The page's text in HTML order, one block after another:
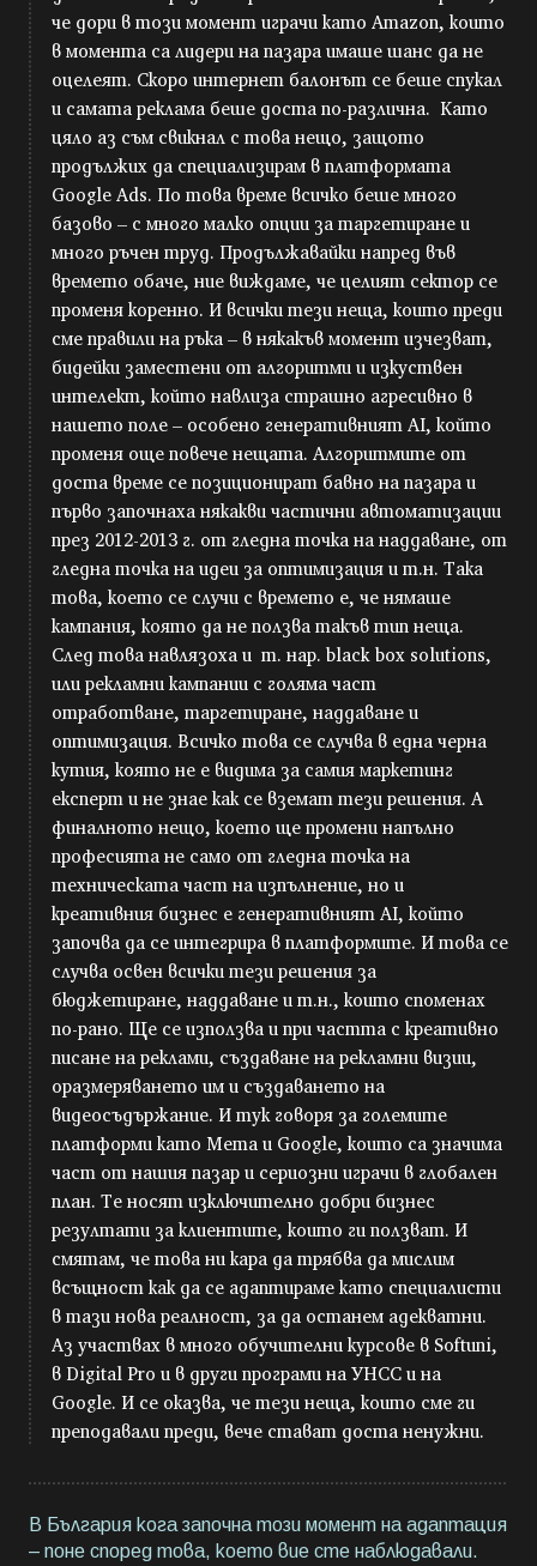
че дори в този момент играчи като Amazon, които
в момента са лидери на пазара имаше шанс да не
оцелеят. Скоро интернет балонът се беше спукал
и самата реклама беше доста по-различна. Като
цяло аз съм свикнал с това нещо, защото
продължих да специализирам в платформата
Google Ads. По това време всичко беше много
базово – с много малко опции за таргетиране и
много ръчен труд. Продължавайки напред във
времето обаче, ние виждаме, че целият сектор се
променя коренно. И всички тези неща, които преди
сме правили на ръка – в някакъв момент изчезват,
бидейки заместени от алгоритми и изкуствен
интелект, който навлиза страшно агресивно в
нашето поле – особено генеративният AI, който
променя още повече нещата. Алгоритмите от
доста време се позиционират бавно на пазара и
първо започнаха някакви частични автоматизации
през 2012-2013 г. от гледна точка на наддаване, от
гледна точка на идеи за оптимизация и т.н. Така
това, което се случи с времето е, че нямаше
кампания, която да не ползва такъв тип неща.
След това навлязоха и т. нар. black box solutions,
или рекламни кампании с голяма част
отработване, таргетиране, наддаване и
оптимизация. Всичко това се случва в една черна
кутия, която не е видима за самия маркетинг
експерт и не знае как се вземат тези решения. А
финалното нещо, което ще промени напълно
професията не само от гледна точка на
техническата част на изпълнение, но и
креативния бизнес е генеративният AI, който
започва да се интегрира в платформите. И това се
случва освен всички тези решения за
бюджетиране, наддаване и т.н., които споменах
по-рано. Ще се използва и при частта с креативно
писане на реклами, създаване на рекламни визии,
оразмеряването им и създаването на
видеосъдържание. И тук говоря за големите
платформи като Мета и Google, които са значима
част от нашия пазар и сериозни играчи в глобален
план. Те носят изключително добри бизнес
резултати за клиентите, които ги ползват. И
смятам, че това ни кара да трябва да мислим
всъщност как да се адаптираме като специалисти
в тази нова реалност, за да останем адекватни.
Аз участвах в много обучителни курсове в Softuni,
в Digital Pro и в други програми на УНСС и на
Google. И се оказва, че тези неща, които сме ги
преподавали преди, вече стават доста ненужни.
В България кога започна този момент на адаптация
– поне според това, което вие сте наблюдавали.